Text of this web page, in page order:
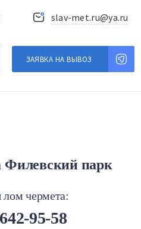
slav-met.ru@ya.ru
ЗАЯВКА НА ВЫВОЗ
Филевский парк
чермета:
95-58